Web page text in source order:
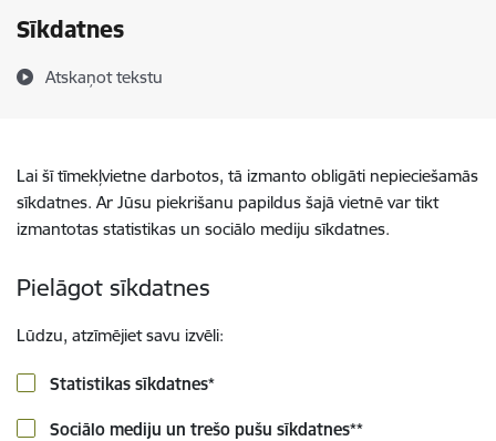
Sīkdatnes
Atskaņot tekstu
Lai šī tīmekļvietne darbotos, tā izmanto obligāti nepieciešamās
sīkdatnes. Ar Jūsu piekrišanu papildus šajā vietnē var tikt
izmantotas statistikas un sociālo mediju sīkdatnes.
Pielāgot sīkdatnes
Lūdzu, atzīmējiet savu izvēli:
Statistikas sīkdatnes*
Sociālo mediju un trešo pušu sīkdatnes**